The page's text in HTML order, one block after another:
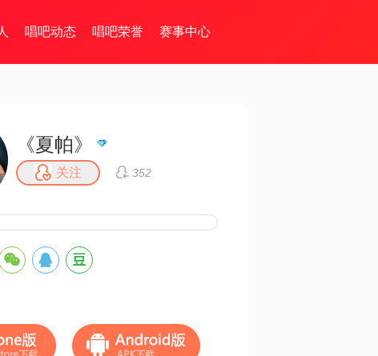
唱吧动态 唱吧荣誉 赛事中心
《夏帕》
关注 352